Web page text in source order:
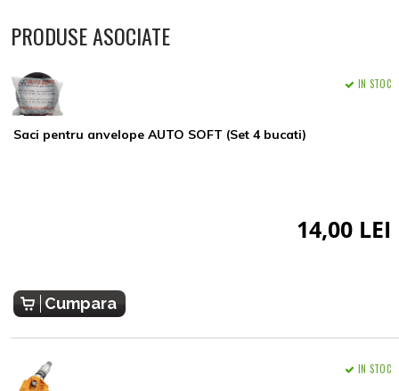
PRODUSE ASOCIATE
Saci pentru anvelope AUTO SOFT (Set 4 bucati)
IN STOC
14,00 LEI
Cumpara
IN STOC